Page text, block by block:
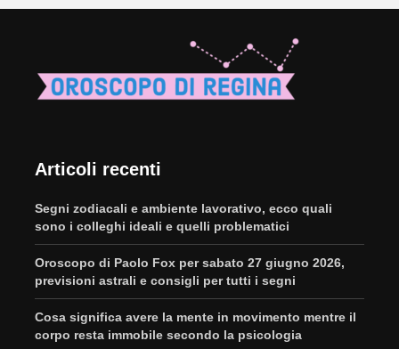
Articoli recenti
Segni zodiacali e ambiente lavorativo, ecco quali
sono i colleghi ideali e quelli problematici
Oroscopo di Paolo Fox per sabato 27 giugno 2026,
previsioni astrali e consigli per tutti i segni
Cosa significa avere la mente in movimento mentre il
corpo resta immobile secondo la psicologia